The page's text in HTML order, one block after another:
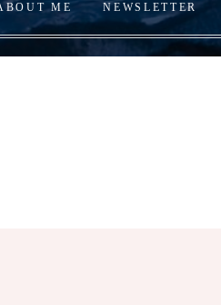
ME NEWSLETTER